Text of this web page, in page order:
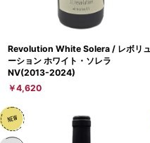
Revolution White Solera / レボリュ
ーション ホワイト・ソレラ
NV(2013-2024)
￥4,620